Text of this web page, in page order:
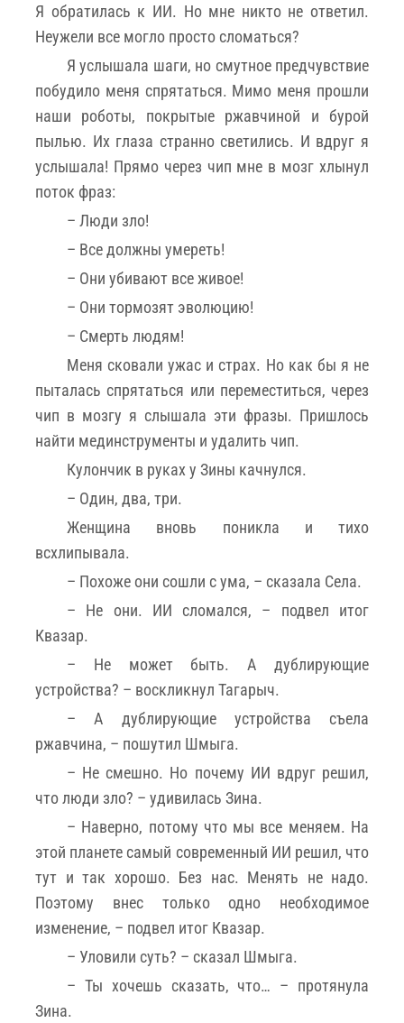
Я обратилась к ИИ. Но мне никто не ответил.
Неужели все могло просто сломаться?
Я услышала шаги, но смутное предчувствие
побудило меня спрятаться. Мимо меня прошли
наши роботы, покрытые ржавчиной и бурой
пылью. Их глаза странно светились. И вдруг я
услышала! Прямо через чип мне в мозг хлынул
поток фраз:
– Люди зло!
– Все должны умереть!
– Они убивают все живое!
– Они тормозят эволюцию!
– Смерть людям!
Меня сковали ужас и страх. Но как бы я не
пыталась спрятаться или переместиться, через
чип в мозгу я слышала эти фразы. Пришлось
найти мединструменты и удалить чип.
Кулончик в руках у Зины качнулся.
– Один, два, три.
Женщина вновь поникла и тихо
всхлипывала.
– Похоже они сошли с ума, – сказала Села.
– Не они. ИИ сломался, – подвел итог
Квазар.
– Не может быть. А дублирующие
устройства? – воскликнул Тагарыч.
– А дублирующие устройства съела
ржавчина, – пошутил Шмыга.
– Не смешно. Но почему ИИ вдруг решил,
что люди зло? – удивилась Зина.
– Наверно, потому что мы все меняем. На
этой планете самый современный ИИ решил, что
тут и так хорошо. Без нас. Менять не надо.
Поэтому внес только одно необходимое
изменение, – подвел итог Квазар.
– Уловили суть? – сказал Шмыга.
– Ты хочешь сказать, что… – протянула
Зина.